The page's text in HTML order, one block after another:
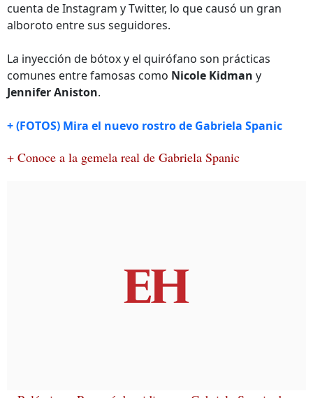
cuenta de Instagram y Twitter, lo que causó un gran
alboroto entre sus seguidores.
La inyección de bótox y el quirófano son prácticas
comunes entre famosas como Nicole Kidman y
Jennifer Aniston.
+ (FOTOS) Mira el nuevo rostro de Gabriela Spanic
+ Conoce a la gemela real de Gabriela Spanic